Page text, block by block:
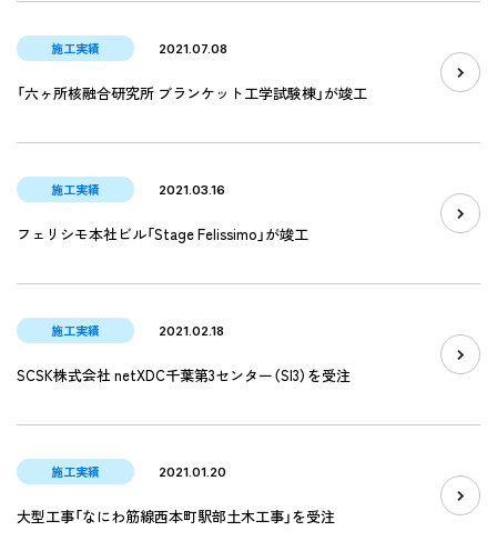
施工実績 2021.07.08
「六ヶ所核融合研究所 ブランケット工学試験棟」が竣工
施工実績 2021.03.16
フェリシモ本社ビル「Stage Felissimo」が竣工
施工実績 2021.02.18
SCSK株式会社 netXDC千葉第3センター（SI3）を受注
施工実績 2021.01.20
大型工事「なにわ筋線西本町駅部土木工事」を受注